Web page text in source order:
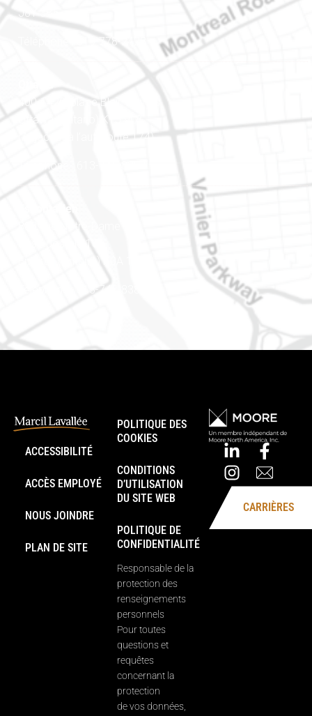
J8Y 3B5
Téléphone : 819-778-2428
400-1420, place Blair Towers
Ottawa (Ontario) K1J 9L8
(Adjacent à l’autoroute 174)
Téléphone : 613-745-8387
Est ontarien
888, rue Notre-Dame
Case postale 101
Embrun (Ontario) K0A 1W1
Téléphone : 613-745-8387
ACCESSIBILITÉ
ACCÈS EMPLOYÉ
NOUS JOINDRE
PLAN DE SITE
POLITIQUE DES
COOKIES
CONDITIONS
D’UTILISATION
DU SITE WEB
POLITIQUE DE
CONFIDENTIALITÉ
Responsable de la
protection des
renseignements
personnels
Pour toutes
questions et
requêtes
concernant la
protection
de vos données,
CARRIÈRES